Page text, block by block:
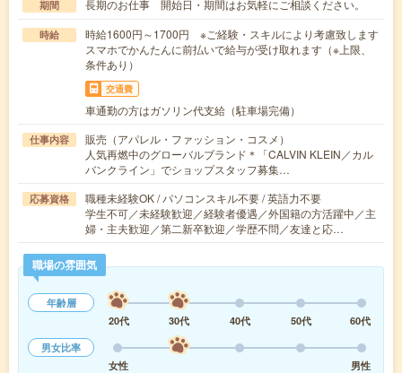
期間 長期のお仕事 開始日・期間はお気軽にご相談ください。
時給
時給1600円～1700円 ※ご経験・スキルにより考慮致します
スマホでかんたんに前払いで給与が受け取れます（※上限、
条件あり）
交通費
車通勤の方はガソリン代支給（駐車場完備）
仕事内容
販売（アパレル・ファッション・コスメ）
人気再燃中のグローバルブランド＊「CALVIN KLEIN／カル
バンクライン」でショップスタッフ募集…
応募資格
職種未経験OK / パソコンスキル不要 / 英語力不要
学生不可／未経験歓迎／経験者優遇／外国籍の方活躍中／主
婦・主夫歓迎／第二新卒歓迎／学歴不問／友達と応…
職場の雰囲気
年齢層
20代
30代 40代 50代
60代
男女比率
女性
男性